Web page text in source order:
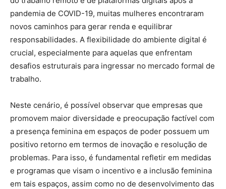
pandemia de COVID-19, muitas mulheres encontraram
novos caminhos para gerar renda e equilibrar
responsabilidades. A flexibilidade do ambiente digital é
crucial, especialmente para aquelas que enfrentam
desafios estruturais para ingressar no mercado formal de
trabalho.
Neste cenário, é possível observar que empresas que
promovem maior diversidade e preocupação factível com
a presença feminina em espaços de poder possuem um
positivo retorno em termos de inovação e resolução de
problemas. Para isso, é fundamental refletir em medidas
e programas que visam o incentivo e a inclusão feminina
em tais espaços, assim como no de desenvolvimento das